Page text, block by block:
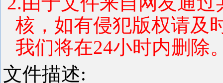
核，如有侵犯版权请及
我们将在24小时内删除
文件描述: